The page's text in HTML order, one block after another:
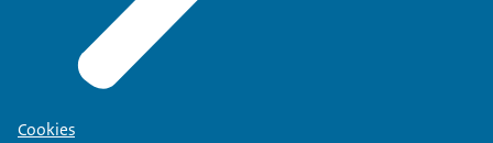
Cookies